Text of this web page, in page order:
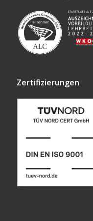
Zertifizierungen